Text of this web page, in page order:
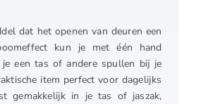
dat het openen van deuren een
kun je met één hand
een tas of andere spullen bij je
item perfect voor dagelijks
gemakkelijk in je tas of jaszak,